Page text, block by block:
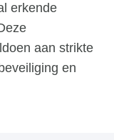
erkende
aan strikte
en